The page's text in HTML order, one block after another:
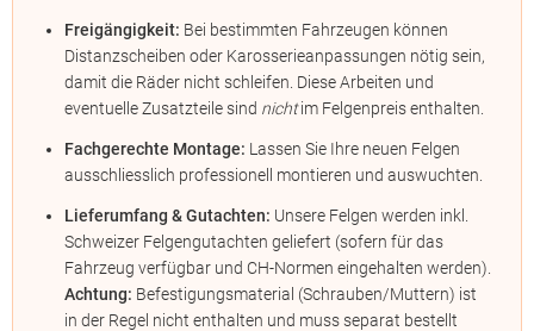
Freigängigkeit: Bei bestimmten Fahrzeugen können
Distanzscheiben oder Karosserieanpassungen nötig sein,
damit die Räder nicht schleifen. Diese Arbeiten und
eventuelle Zusatzteile sind nichtim Felgenpreis enthalten.
Fachgerechte Montage: Lassen Sie Ihre neuen Felgen
ausschliesslich professionell montieren und auswuchten.
Lieferumfang & Gutachten: Unsere Felgen werden inkl.
Schweizer Felgengutachten geliefert (sofern für das
Fahrzeug verfügbar und CH-Normen eingehalten werden).
Achtung: Befestigungsmaterial (Schrauben/Muttern) ist
in der Regel nicht enthalten und muss separat bestellt